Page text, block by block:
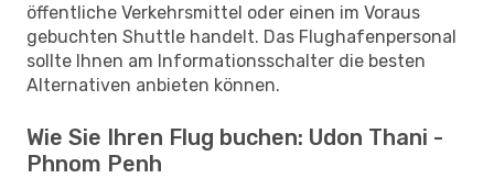
öffentliche Verkehrsmittel oder einen im Voraus
gebuchten Shuttle handelt. Das Flughafenpersonal
sollte Ihnen am Informationsschalter die besten
Alternativen anbieten können.
Wie Sie Ihren Flug buchen: Udon Thani -
Phnom Penh